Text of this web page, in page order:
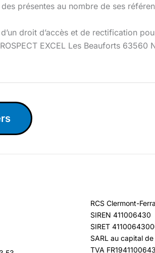
présentes au nombre de ses
droit d’accès et de rectification
EXCEL Les Beauforts 63560
RCS Clermont-
SIREN 411006430
SIRET
SARL au capital
TVA